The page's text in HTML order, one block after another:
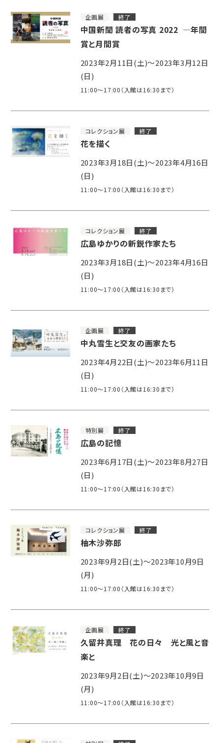
企画展 終了
中国新聞 読者の写真 2022 ―年間
賞と月間賞
2023年2月11日(土)～2023年3月12日
(日)
11:00～17:00（入館は16:30まで）
コレクション展 終了
花を描く
2023年3月18日(土)～2023年4月16日
(日)
11:00～17:00（入館は16:30まで）
コレクション展 終了
広島ゆかりの新鋭作家たち
2023年3月18日(土)～2023年4月16日
(日)
11:00～17:00（入館は16:30まで）
企画展 終了
中丸雪生と交友の画家たち
2023年4月22日(土)～2023年6月11日
(日)
11:00～17:00（入館は16:30まで）
特別展 終了
広島の記憶
2023年6月17日(土)～2023年8月27日
(日)
11:00～17:00（入館は16:30まで）
コレクション展 終了
柚木沙弥郎
2023年9月2日(土)～2023年10月9日
(月)
11:00～17:00（入館は16:30まで）
企画展 終了
久留井真理 花の日々 光と風と音
楽と
2023年9月2日(土)～2023年10月9日
(月)
11:00～17:00（入館は16:30まで）